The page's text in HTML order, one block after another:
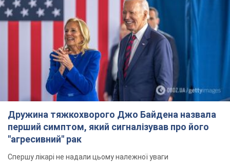
Дружина тяжкохворого Джо Байдена назвала
перший симптом, який сигналізував про його
"агресивний" рак
Спершу лікарі не надали цьому належної уваги